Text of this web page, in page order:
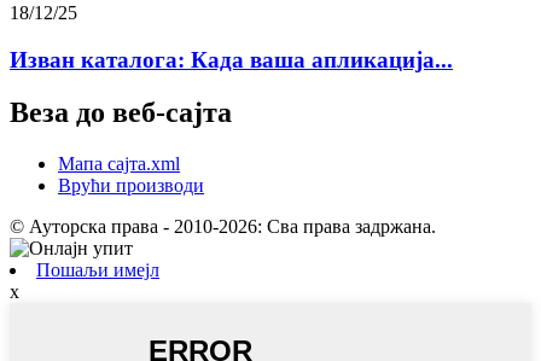
18/12/25
Изван каталога: Када ваша апликација...
Веза до веб-сајта
Мапа сајта.xml
Врући производи
© Ауторска права - 2010-2026: Сва права задржана.
Пошаљи имејл
x